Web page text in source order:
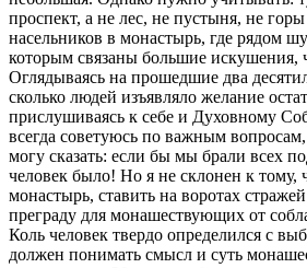
проспект, а не лес, не пустыня, не
насельников в монастырь, где рядом
которым связаны большие искушения,
Оглядываясь на прошедшие два
сколько людей изъявляло желание
прислушиваясь к себе и Духовному
всегда советуюсь по важным
могу сказать: если бы мы брали всех
человек было! Но я не склонен к тому,
монастырь, ставить на воротах
преграду для монашествующих от
Коль человек твердо определился с
должен понимать смысл и суть